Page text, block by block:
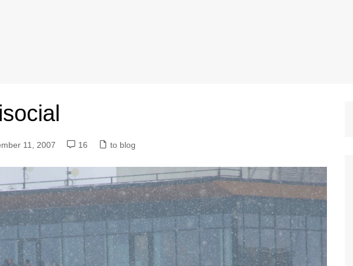
11, 2007 16 to blog